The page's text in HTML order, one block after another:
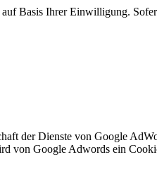
Basis Ihrer Einwilligung.
der Dienste von Google
von Google Adwords ein